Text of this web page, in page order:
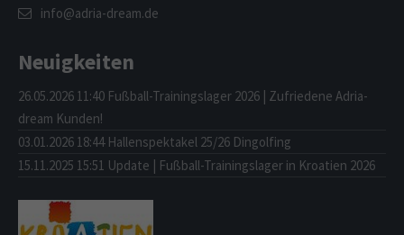
info@adria-dream.de
Neuigkeiten
26.05.2026 11:40 Fußball-Trainingslager 2026 | Zufriedene Adria-
dream Kunden!
03.01.2026 18:44 Hallenspektakel 25/26 Dingolfing
15.11.2025 15:51 Update | Fußball-Trainingslager in Kroatien 2026